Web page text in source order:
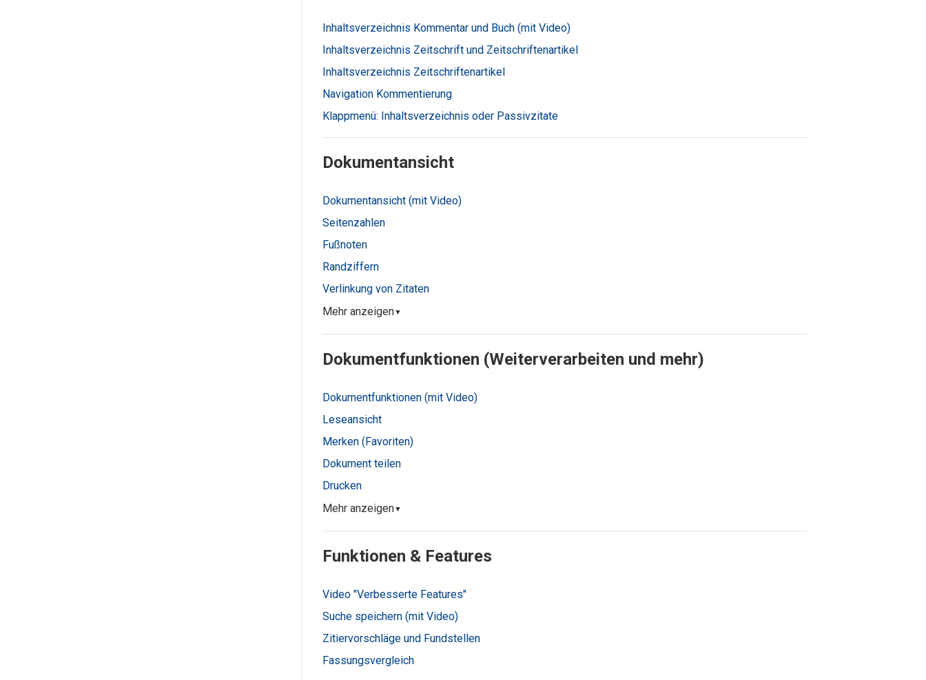
Inhaltsverzeichnis Kommentar und Buch (mit Video)
Inhaltsverzeichnis Zeitschrift und Zeitschriftenartikel
Inhaltsverzeichnis Zeitschriftenartikel
Navigation Kommentierung
Klappmenü: Inhaltsverzeichnis oder Passivzitate
Dokumentansicht
Dokumentansicht (mit Video)
Seitenzahlen
Fußnoten
Randziffern
Verlinkung von Zitaten
Mehr anzeigen▼
Dokumentfunktionen (Weiterverarbeiten und mehr)
Dokumentfunktionen (mit Video)
Leseansicht
Merken (Favoriten)
Dokument teilen
Drucken
Mehr anzeigen▼
Funktionen & Features
Video "Verbesserte Features"
Suche speichern (mit Video)
Zitiervorschläge und Fundstellen
Fassungsvergleich